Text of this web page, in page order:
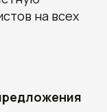
на всех